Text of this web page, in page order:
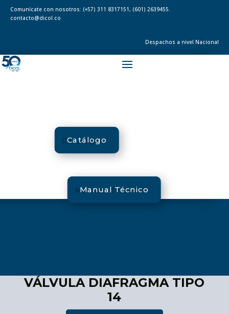
Comunícate con nosotros: (+57) 311 8317151, (601) 2639455.
contacto@dicol.co
Despachos a nivel Nacional
Catálogo
Manual Técnico
VÁLVULA DIAFRAGMA TIPO
14